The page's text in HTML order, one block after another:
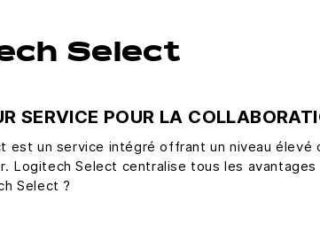
Select
SERVICE POUR LA
est un service intégré offrant un niveau
Logitech Select centralise tous les
Select ?